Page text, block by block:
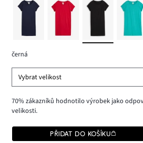
černá
Vybrat velikost
70% zákazníků hodnotilo výrobek jako
velikosti.
PŘIDAT DO KOŠÍKU